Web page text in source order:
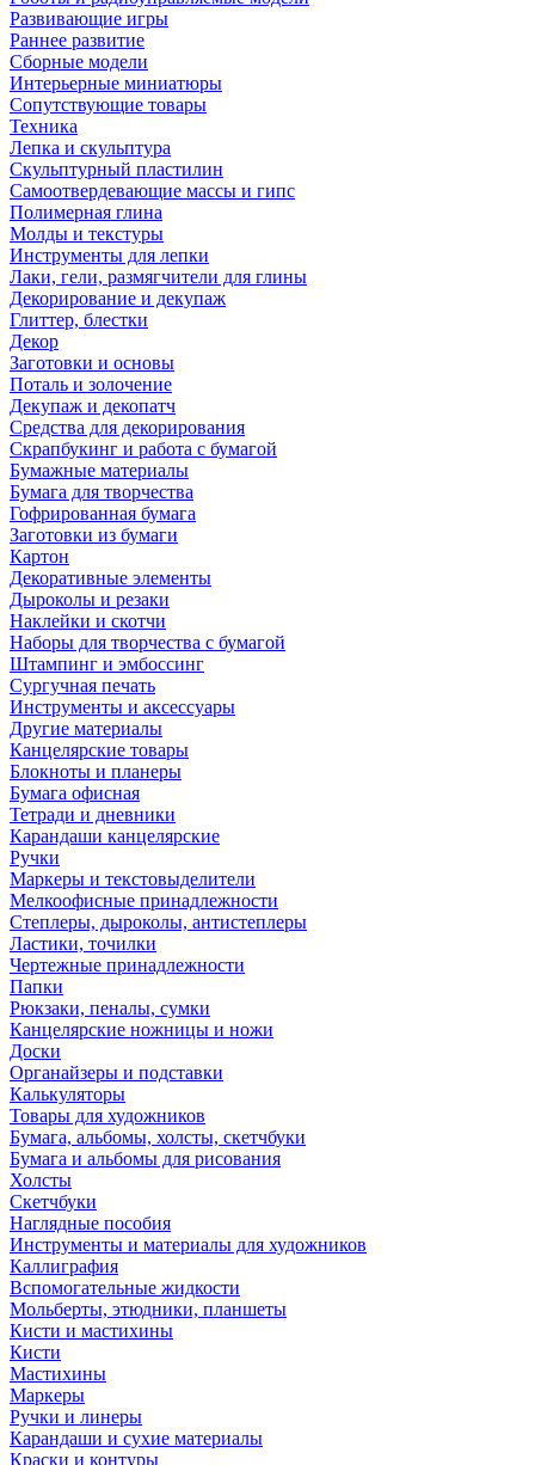
Развивающие игры
Раннее развитие
Сборные модели
Интерьерные миниатюры
Сопутствующие товары
Техника
Лепка и скульптура
Скульптурный пластилин
Самоотвердевающие массы и гипс
Полимерная глина
Молды и текстуры
Инструменты для лепки
Лаки, гели, размягчители для глины
Декорирование и декупаж
Глиттер, блестки
Декор
Заготовки и основы
Поталь и золочение
Декупаж и декопатч
Средства для декорирования
Скрапбукинг и работа с бумагой
Бумажные материалы
Бумага для творчества
Гофрированная бумага
Заготовки из бумаги
Картон
Декоративные элементы
Дыроколы и резаки
Наклейки и скотчи
Наборы для творчества с бумагой
Штампинг и эмбоссинг
Сургучная печать
Инструменты и аксессуары
Другие материалы
Канцелярские товары
Блокноты и планеры
Бумага офисная
Тетради и дневники
Карандаши канцелярские
Ручки
Маркеры и текстовыделители
Мелкоофисные принадлежности
Степлеры, дыроколы, антистеплеры
Ластики, точилки
Чертежные принадлежности
Папки
Рюкзаки, пеналы, сумки
Канцелярские ножницы и ножи
Доски
Органайзеры и подставки
Калькуляторы
Товары для художников
Бумага, альбомы, холсты, скетчбуки
Бумага и альбомы для рисования
Холсты
Скетчбуки
Наглядные пособия
Инструменты и материалы для художников
Каллиграфия
Вспомогательные жидкости
Мольберты, этюдники, планшеты
Кисти и мастихины
Кисти
Мастихины
Маркеры
Ручки и линеры
Карандаши и сухие материалы
Краски и контуры